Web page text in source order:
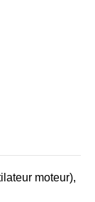
moteur),